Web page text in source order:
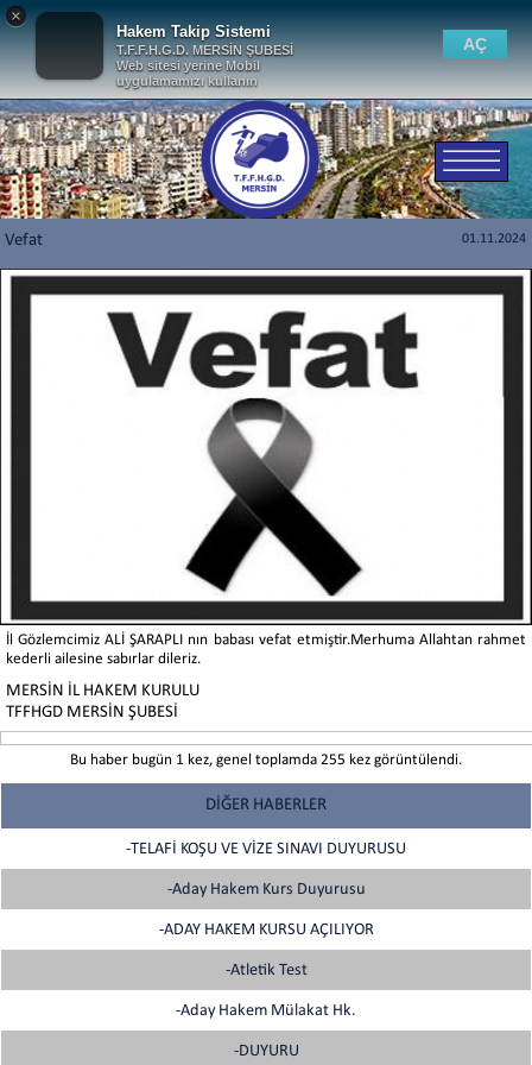
×
Hakem Takip Sistemi
T.F.F.H.G.D. MERSİN ŞUBESİ
Web sitesi yerine Mobil
uygulamamızı kullanın
AÇ
Vefat 01.11.2024
İl Gözlemcimiz ALİ ŞARAPLI nın babası vefat etmiştir.Merhuma Allahtan rahmet
kederli ailesine sabırlar dileriz.
MERSİN İL HAKEM KURULU
TFFHGD MERSİN ŞUBESİ
Bu haber bugün 1 kez, genel toplamda 255 kez görüntülendi.
DİĞER HABERLER
-TELAFİ KOŞU VE VİZE SINAVI DUYURUSU
-Aday Hakem Kurs Duyurusu
-ADAY HAKEM KURSU AÇILIYOR
-Atletik Test
-Aday Hakem Mülakat Hk.
-DUYURU